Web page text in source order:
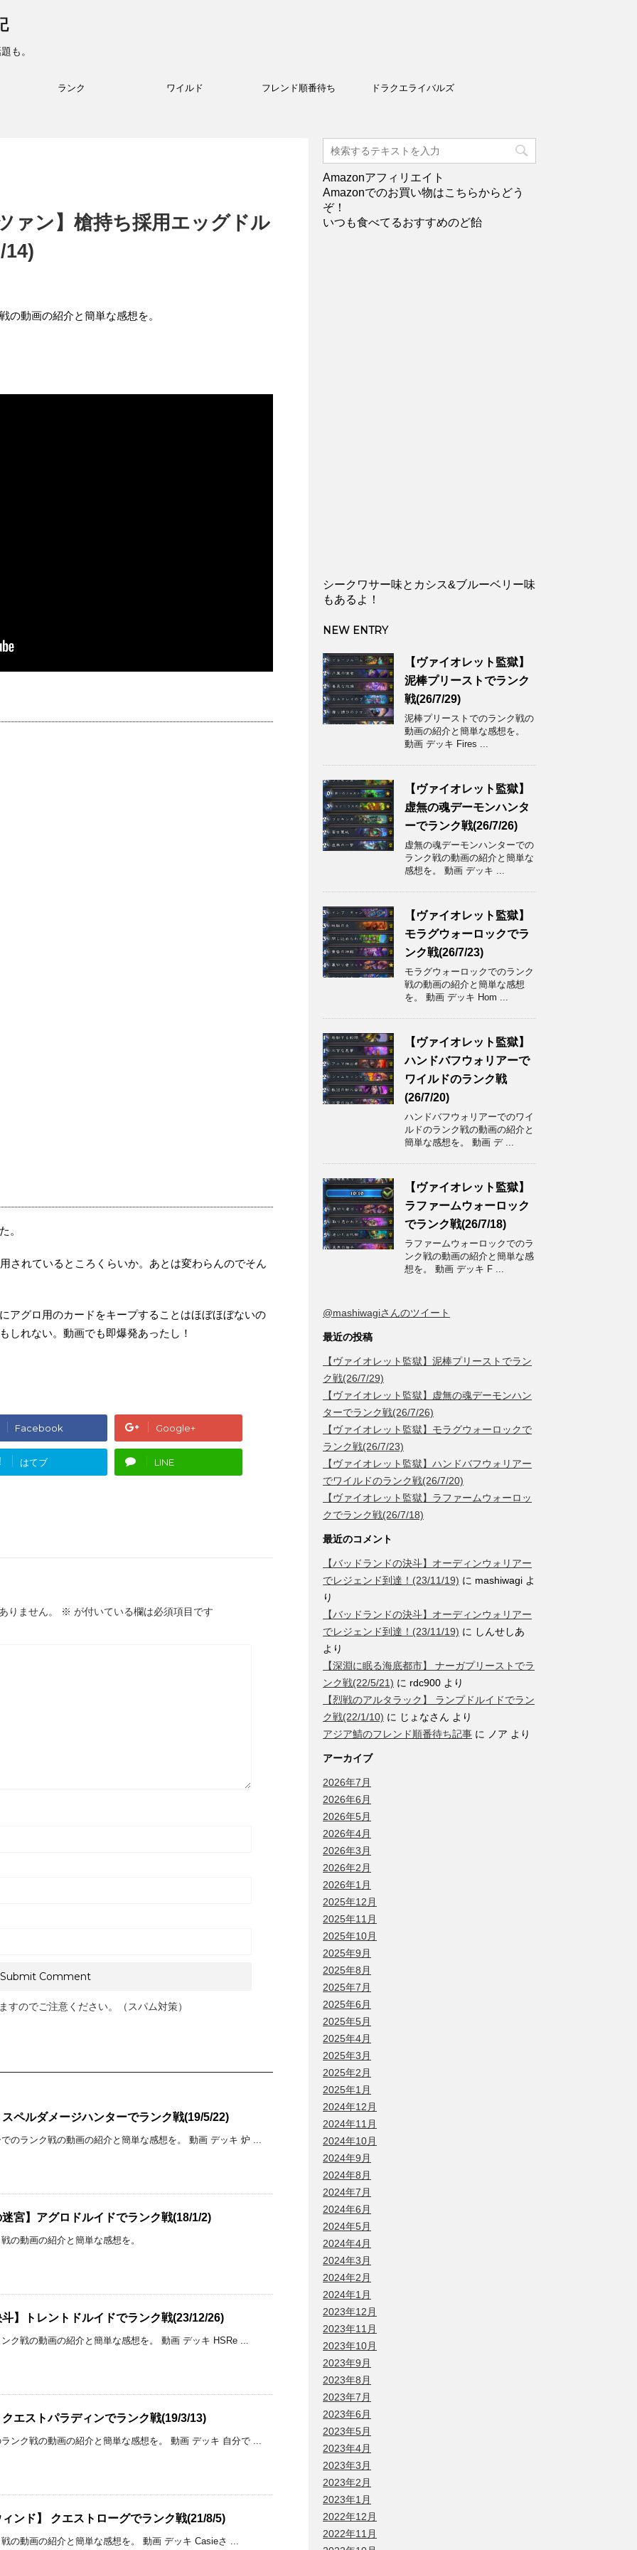
も。
ランク ワイルド フレンド順番待ち ドラクエライバルズ
ァン】槍持ち採用エッグドル
14)
の動画の紹介と簡単な感想を。
。
されているところくらいか。あとは変わらんのでそん
アグロ用のカードをキープすることはほぼほぼないの
しれない。動画でも即爆発あったし！
Facebook Google+
はてブ LINE
りません。 ※ が付いている欄は必須項目です
すのでご注意ください。（スパム対策）
ペルダメージハンターでランク戦(19/5/22)
のランク戦の動画の紹介と簡単な感想を。 動画 デッキ 炉 ...
宮】アグロドルイドでランク戦(18/1/2)
の動画の紹介と簡単な感想を。
】トレントドルイドでランク戦(23/12/26)
ク戦の動画の紹介と簡単な感想を。 動画 デッキ HSRe ...
エストパラディンでランク戦(19/3/13)
ンク戦の動画の紹介と簡単な感想を。 動画 デッキ 自分で ...
ンド】 クエストローグでランク戦(21/8/5)
の動画の紹介と簡単な感想を。 動画 デッキ Casieさ ...
Amazonアフィリエイト
Amazonでのお買い物はこちらからどう
ぞ！
いつも食べてるおすすめのど飴
シークワサー味とカシス&ブルーベリー味
もあるよ！
NEW ENTRY
【ヴァイオレット監獄】
泥棒プリーストでランク
戦(26/7/29)
泥棒プリーストでのランク戦の
動画の紹介と簡単な感想を。
動画 デッキ Fires ...
【ヴァイオレット監獄】
虚無の魂デーモンハンタ
ーでランク戦(26/7/26)
虚無の魂デーモンハンターでの
ランク戦の動画の紹介と簡単な
感想を。 動画 デッキ ...
【ヴァイオレット監獄】
モラグウォーロックでラ
ンク戦(26/7/23)
モラグウォーロックでのランク
戦の動画の紹介と簡単な感想
を。 動画 デッキ Hom ...
【ヴァイオレット監獄】
ハンドバフウォリアーで
ワイルドのランク戦
(26/7/20)
ハンドバフウォリアーでのワイ
ルドのランク戦の動画の紹介と
簡単な感想を。 動画 デ ...
【ヴァイオレット監獄】
ラファームウォーロック
でランク戦(26/7/18)
ラファームウォーロックでのラ
ンク戦の動画の紹介と簡単な感
想を。 動画 デッキ F ...
@mashiwagiさんのツイート
最近の投稿
【ヴァイオレット監獄】泥棒プリーストでラン
ク戦(26/7/29)
【ヴァイオレット監獄】虚無の魂デーモンハン
ターでランク戦(26/7/26)
【ヴァイオレット監獄】モラグウォーロックで
ランク戦(26/7/23)
【ヴァイオレット監獄】ハンドバフウォリアー
でワイルドのランク戦(26/7/20)
【ヴァイオレット監獄】ラファームウォーロッ
クでランク戦(26/7/18)
最近のコメント
【バッドランドの決斗】オーディンウォリアー
でレジェンド到達！(23/11/19) に mashiwagi よ
り
【バッドランドの決斗】オーディンウォリアー
でレジェンド到達！(23/11/19) に しんせしあ
より
【深淵に眠る海底都市】 ナーガプリーストでラ
ンク戦(22/5/21) に rdc900 より
【烈戦のアルタラック】 ランプドルイドでラン
ク戦(22/1/10) に じょなさん より
アジア鯖のフレンド順番待ち記事 に ノア より
アーカイブ
2026年7月
2026年6月
2026年5月
2026年4月
2026年3月
2026年2月
2026年1月
2025年12月
2025年11月
2025年10月
2025年9月
2025年8月
2025年7月
2025年6月
2025年5月
2025年4月
2025年3月
2025年2月
2025年1月
2024年12月
2024年11月
2024年10月
2024年9月
2024年8月
2024年7月
2024年6月
2024年5月
2024年4月
2024年3月
2024年2月
2024年1月
2023年12月
2023年11月
2023年10月
2023年9月
2023年8月
2023年7月
2023年6月
2023年5月
2023年4月
2023年3月
2023年2月
2023年1月
2022年12月
2022年11月